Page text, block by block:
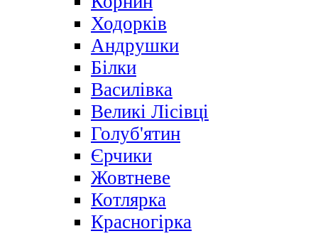
Ходорків
Андрушки
Білки
Василівка
Великі Лісівці
Голуб'ятин
Єрчики
Жовтневе
Котлярка
Красногірка